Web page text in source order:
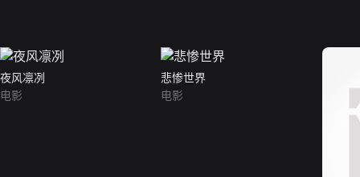
夜风凛冽
电影
悲惨世界
电影